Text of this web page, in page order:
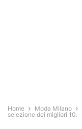
Home Moda Milano
selezione dei migliori 10.